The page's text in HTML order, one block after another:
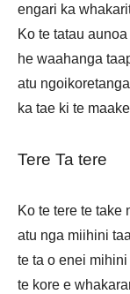
engari ka
Ko te tatau
he waahanga
atu
ka tae ki te
Tere Ta tere
Ko te tere te take
atu nga miihini
te ta o enei
te kore e